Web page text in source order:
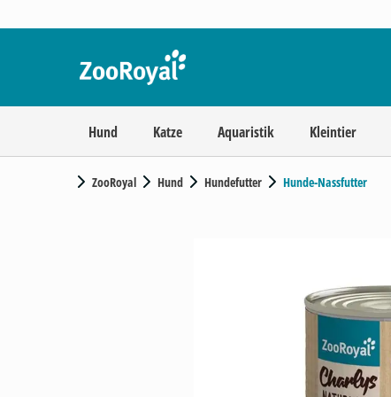
Hund Katze Aquaristik Kleintier
ZooRoyal Hund Hundefutter Hunde-Nassfutter